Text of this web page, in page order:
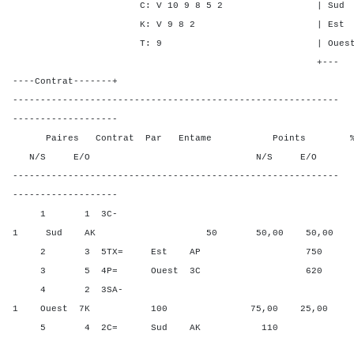
C: V 10 9 8 5 2 | Sud -
K: V 9 8 2 | Est - 4
T: 9 | Ouest - 4
+---
----Contrat-------+
-----------------------------------------------------------
-------------------
Paires Contrat Par Entame Points %
N/S E/O N/S E/O N/
-----------------------------------------------------------
-------------------
1 1 3C-
1 Sud AK 50 50,00 50,00
2 3 5TX= Est AP 750 0,00
3 5 4P= Ouest 3C 620
4 2 3SA-
1 Ouest 7K 100 75,00 25,00
5 4 2C= Sud AK 110